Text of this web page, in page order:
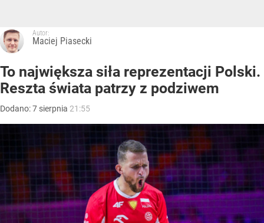
Autor:
Maciej Piasecki
To największa siła reprezentacji Polski.
Reszta świata patrzy z podziwem
Dodano:7 sierpnia 21:55